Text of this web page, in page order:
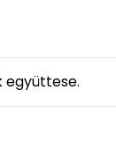
együttese.